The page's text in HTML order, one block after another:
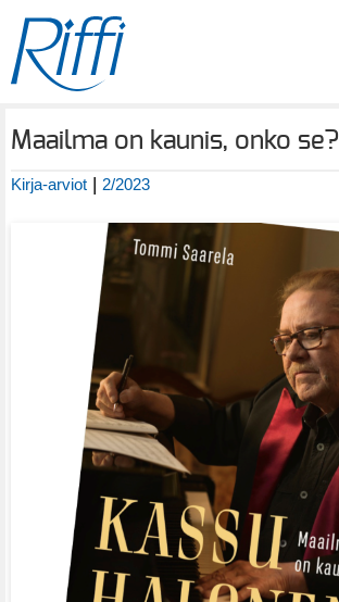
Maailma on kaunis, onko se?
Kirja-arviot | 2/2023